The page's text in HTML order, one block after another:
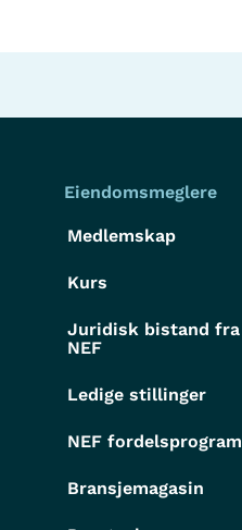
Eiendomsmeglere
Medlemskap
Kurs
Juridisk bistand fra
NEF
Ledige stillinger
NEF fordelsprogram
Bransjemagasin